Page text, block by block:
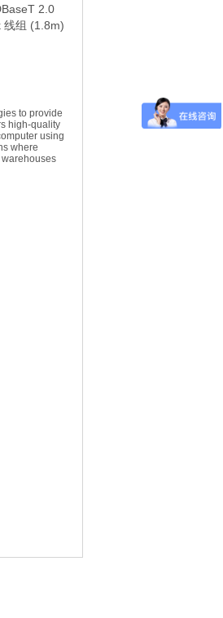
2.0
线组 (1.8m)
to provide
high-quality
using
where